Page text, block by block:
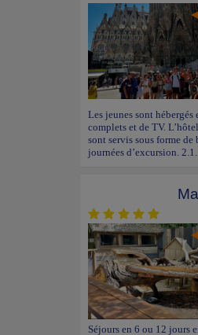
Les jeunes sont
complets et de TV.
sont servis sous forme
journées d’excursion. 2.1...
Séjours en 6 ou 12 jours